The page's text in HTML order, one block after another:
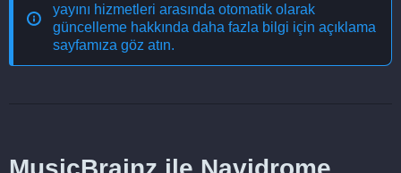
yayını hizmetleri arasında otomatik olarak
güncelleme hakkında daha fazla bilgi için açıklama
sayfamıza göz atın.